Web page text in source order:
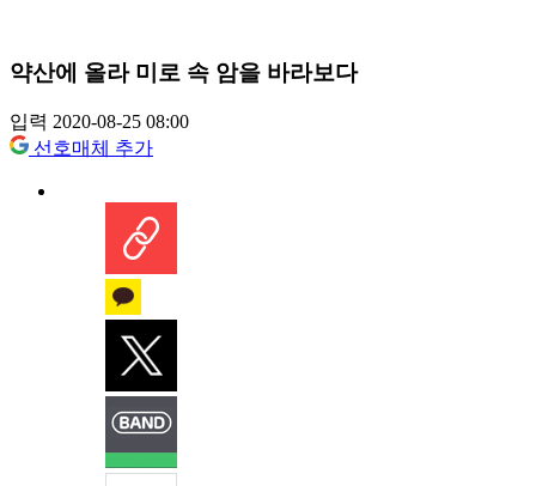
약산에 올라 미로 속 암을 바라보다
입력 2020-08-25 08:00
선호매체 추가